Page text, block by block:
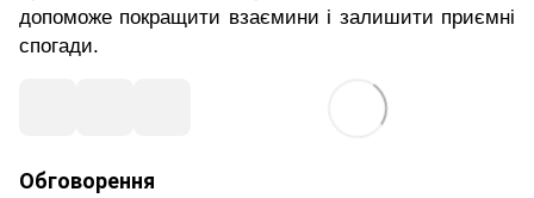
допоможе покращити взаємини і залишити приємні
спогади.
Обговорення